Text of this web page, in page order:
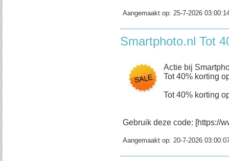
Aangemaakt op: 25-7-2026
Smartphoto.nl Tot
Actie bij
Tot 40% korting
Tot 40% korting
Gebruik deze code: [https://
Aangemaakt op: 20-7-2026